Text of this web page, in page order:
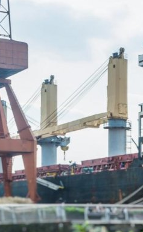
d'air mobile
chantier
sol
pied
bureau
table
mural
mural hélicoïde
mural centrifuge
mural ATEX
mural résidentiel